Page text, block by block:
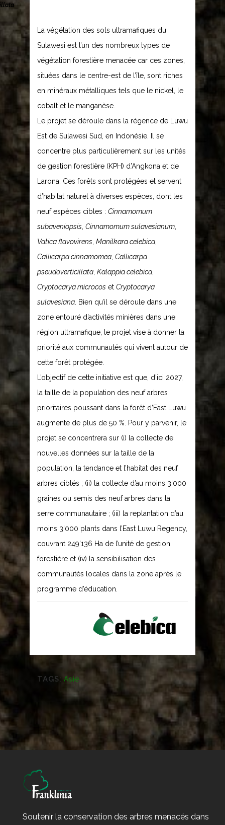
La végétation des sols ultramafiques du
Sulawesi est l’un des nombreux types de
végétation forestière menacée car ces zones,
situées dans le centre-est de l’île, sont riches
en minéraux métalliques tels que le nickel, le
cobalt et le manganèse.
Le projet se déroule dans la régence de Luwu
Est de Sulawesi Sud, en Indonésie. Il se
concentre plus particulièrement sur les unités
de gestion forestière (KPH) d’Angkona et de
Larona. Ces forêts sont protégées et servent
d’habitat naturel à diverses espèces, dont les
neuf espèces cibles : Cinnamomum
subaveniopsis Cinnamomum sulavesianum
Vatica flavovirens Manilkara celebica
Callicarpa cinnamomea Callicarpa
pseudoverticillata Kalappia celebica
Cryptocarya microcos et Cryptocarya
sulavesiana . Bien qu’il se déroule dans une
zone entouré d’activités minières dans une
région ultramafique, le projet vise à donner la
priorité aux communautés qui vivent autour de
cette forêt protégée.
L’objectif de cette initiative est que, d’ici 2027,
la taille de la population des neuf arbres
prioritaires poussant dans la forêt d’East Luwu
augmente de plus de 50 %. Pour y parvenir, le
projet se concentrera sur (i) la collecte de
nouvelles données sur la taille de la
population, la tendance et l’habitat des neuf
arbres ciblés ; (ii) la collecte d’au moins 3’000
graines ou semis des neuf arbres dans la
serre communautaire ; (iii) la replantation d’au
moins 3’000 plants dans l’East Luwu Regency,
couvrant 249’136 Ha de l’unité de gestion
forestière et (iv) la sensibilisation des
communautés locales dans la zone après le
programme d’éducation.
TAGS: Asie
Soutenir la conservation des arbres menacés dans